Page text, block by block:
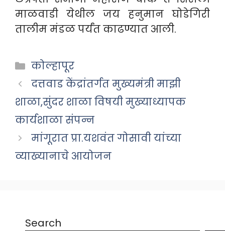
माळवाडी येथील जय हनुमान घोडेगिरी
तालीम मंडळ पर्यंत काढण्यात आली.
Categories
कोल्हापूर
दत्तवाड केंद्रांतर्गत मुख्यमंत्री माझी
शाळा,सुंदर शाळा विषयी मुख्याध्यापक
कार्यशाळा संपन्न
मांगूरात प्रा.यशवंत गोसावी यांच्या
व्याख्यानाचे आयोजन
Search